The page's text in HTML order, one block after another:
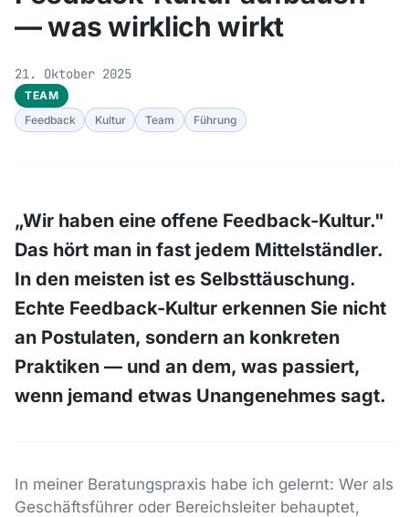
— was wirklich wirkt
21. Oktober 2025
TEAM
Feedback
Kultur Team Führung
„Wir haben eine offene Feedback-Kultur."
Das hört man in fast jedem Mittelständler.
In den meisten ist es Selbsttäuschung.
Echte Feedback-Kultur erkennen Sie nicht
an Postulaten, sondern an konkreten
Praktiken — und an dem, was passiert,
wenn jemand etwas Unangenehmes sagt.
In meiner Beratungspraxis habe ich gelernt: Wer als
Geschäftsführer oder Bereichsleiter behauptet,